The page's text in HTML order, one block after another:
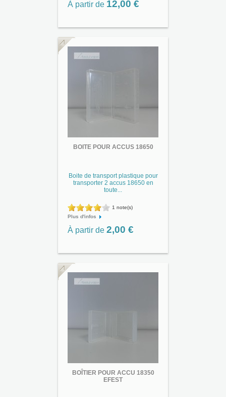
À partir de 12,00 €
BOITE POUR ACCUS 18650
Boite de transport plastique pour
transporter 2 accus 18650 en
toute...
1 note(s)
Plus d'infos
À partir de 2,00 €
BOÎTIER POUR ACCU 18350
EFEST